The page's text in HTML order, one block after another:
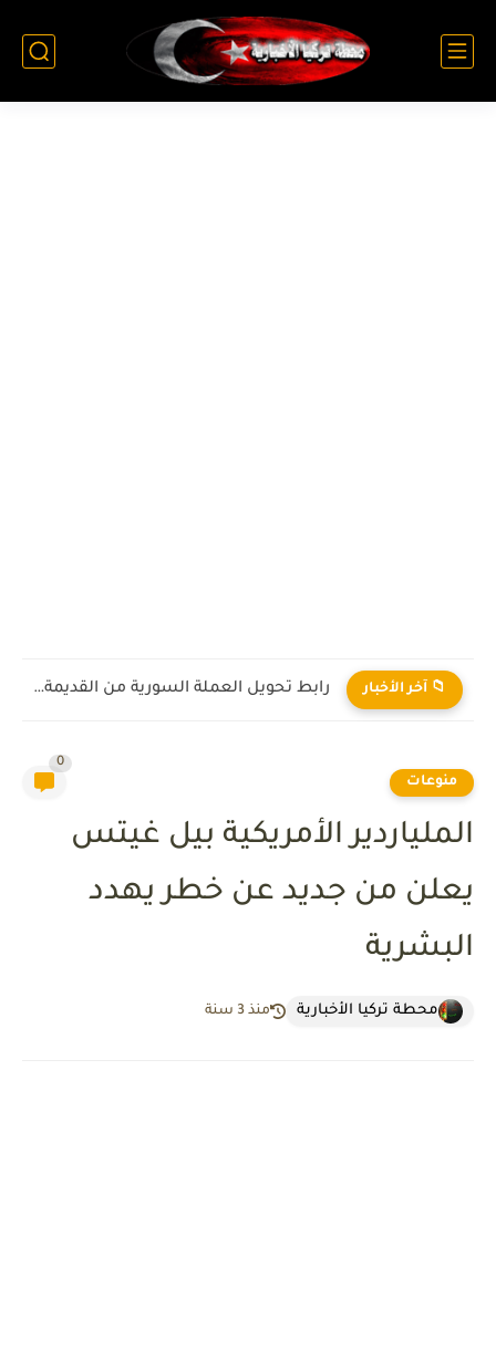
📁 آخر الأخبار رابط تحويل العملة السورية من القديمة إلى الجديدة 2026
منوعات
0
الملياردير الأمريكية بيل غيتس
يعلن من جديد عن خطر يهدد
البشرية
محطة تركيا الأخبارية منذ 3 سنة